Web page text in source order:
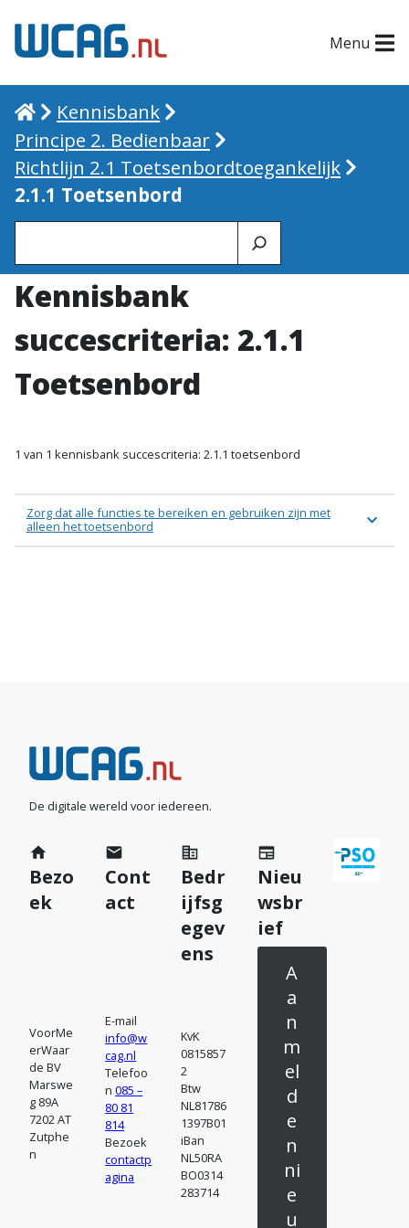
Menu
HomeKennisbank
Principe 2. Bedienbaar
Richtlijn 2.1 Toetsenbordtoegankelijk
2.1.1 Toetsenbord
Zoeken
Kennisbank
succescriteria: 2.1.1
Toetsenbord
1 van 1 kennisbank succescriteria: 2.1.1 toetsenbord
Zorg dat alle functies te bereiken en gebruiken zijn met
alleen het toetsenbord
N
e
e
m
c
o
c
t
o
p
De digitale wereld voor iedereen.
Bezo
ek
VoorMe
erWaar
de BV
Marswe
g 89A
7202 AT
Zutphe
n
Cont
act
E-mail
info@w
cag.nl
Telefoo
n085 –
80 81
814
Bezoek
contactp
agina
Bedr
ijfsg
egev
ens
KvK
0815857
2
Btw
NL81786
1397B01
iBan
NL50RA
BO0314
283714
Nieu
wsbr
ief
A
a
n
m
el
d
e
n
ni
e
u